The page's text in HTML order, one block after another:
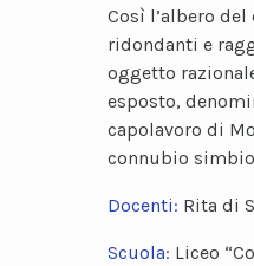
Così l’albero
ridondanti e
oggetto
esposto,
capolavoro di
connubio
Docenti: Rita di
Scuola: Liceo